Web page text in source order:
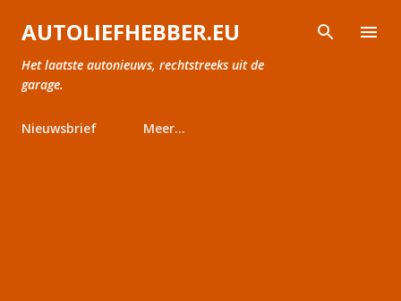
Doorgaan naar hoofdcontent
AUTOLIEFHEBBER.EU
Het laatste autonieuws, rechtstreeks uit de
garage.
Nieuwsbrief Meer…